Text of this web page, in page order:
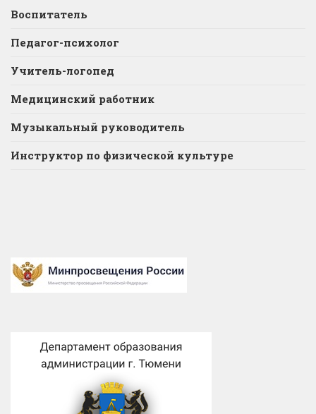
Воспитатель
Педагог-психолог
Учитель-логопед
Медицинский работник
Музыкальный руководитель
Инструктор по физической культуре